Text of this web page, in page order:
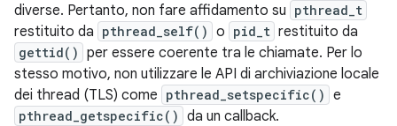
diverse. Pertanto, non fare affidamento su pthread_t
restituito da pthread_self() o pid_t restituito da
gettid() per essere coerente tra le chiamate. Per lo
stesso motivo, non utilizzare le API di archiviazione locale
dei thread (TLS) come pthread_setspecific() e
pthread_getspecific() da un callback.